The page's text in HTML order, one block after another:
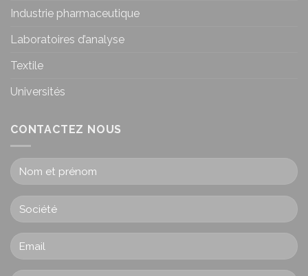
Industrie pharmaceutique
Laboratoires d’analyse
Textile
Universités
CONTACTEZ NOUS